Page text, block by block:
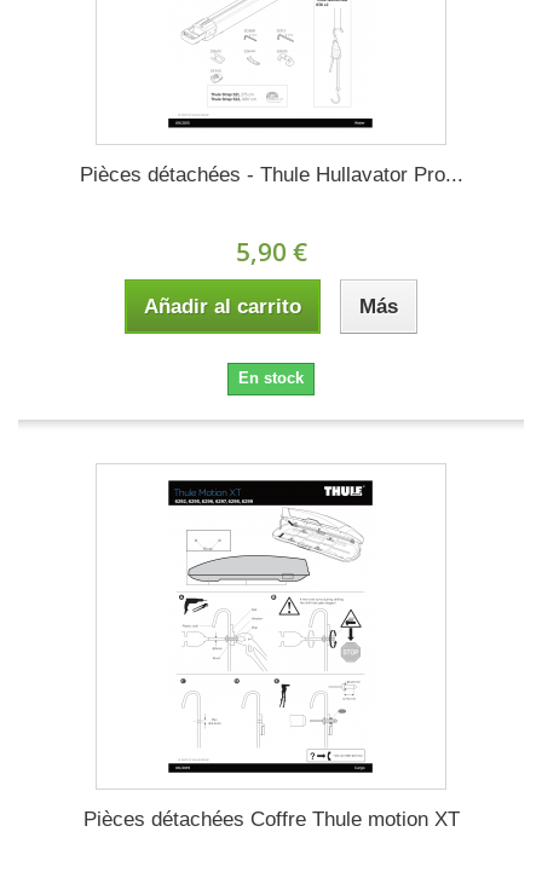
Pièces détachées - Thule Hullavator Pro...
5,90 €
Añadir al carrito Más
En stock
Pièces détachées Coffre Thule motion XT